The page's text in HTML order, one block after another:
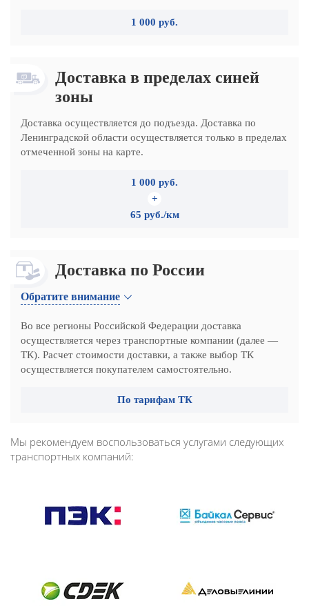
1 000 руб.
Доставка в пределах синей
зоны
Доставка осуществляется до подъезда. Доставка по
Ленинградской области осуществляется только в пределах
отмеченной зоны на карте.
1 000 руб.
+
65 руб./км
Доставка по России
Обратите внимание
Во все регионы Российской Федерации доставка
осуществляется через транспортные компании (далее —
ТК). Расчет стоимости доставки, а также выбор ТК
осуществляется покупателем самостоятельно.
По тарифам ТК
Мы рекомендуем воспользоваться услугами следующих
транспортных компаний: